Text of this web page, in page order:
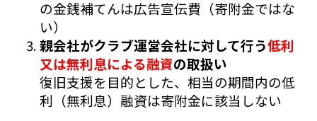
の金銭補てんは広告宣伝費（寄附金ではな
い）
親会社がクラブ運営会社に対して行う低利
又は無利息による融資の取扱い
復旧支援を目的とした、相当の期間内の低
利（無利息）融資は寄附金に該当しない